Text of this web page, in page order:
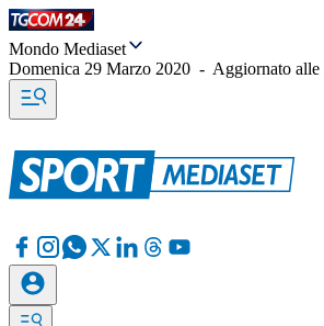
Mondo Mediaset
Domenica 29 Marzo 2020 - Aggiornato alle